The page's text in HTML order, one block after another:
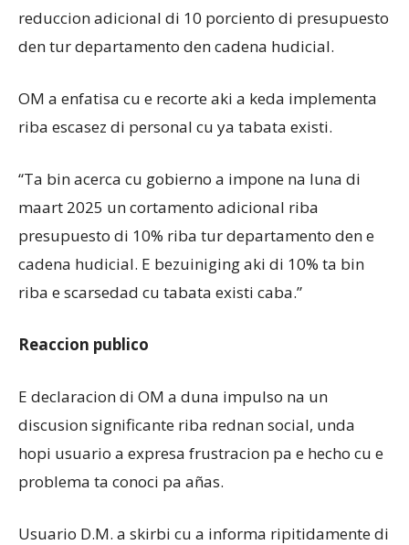
reduccion adicional di 10 porciento di presupuesto
den tur departamento den cadena hudicial.
OM a enfatisa cu e recorte aki a keda implementa
riba escasez di personal cu ya tabata existi.
“Ta bin acerca cu gobierno a impone na luna di
maart 2025 un cortamento adicional riba
presupuesto di 10% riba tur departamento den e
cadena hudicial. E bezuiniging aki di 10% ta bin
riba e scarsedad cu tabata existi caba.”
Reaccion publico
E declaracion di OM a duna impulso na un
discusion significante riba rednan social, unda
hopi usuario a expresa frustracion pa e hecho cu e
problema ta conoci pa añas.
Usuario D.M. a skirbi cu a informa ripitidamente di